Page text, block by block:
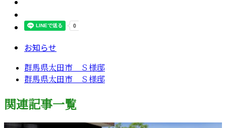
お知らせ
群馬県太田市 Ｓ様邸
群馬県太田市 Ｓ様邸
関連記事一覧